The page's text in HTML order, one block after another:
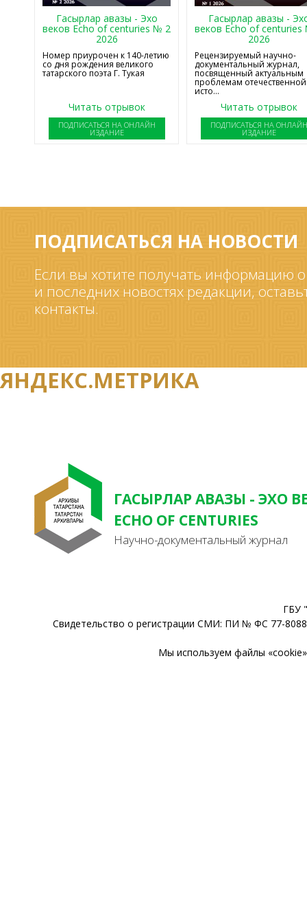
Гасырлар авазы - Эхо
веков Echo of centuries № 2
2026
Номер приурочен к 140-летию
со дня рождения великого
татарского поэта Г. Тукая
Читать отрывок
ПОДПИСАТЬСЯ НА ОНЛАЙН
ИЗДАНИЕ
Гасырлар авазы -
веков Echo of
2026
Рецензируемый научно-
документальный журнал,
посвященный актуальным
проблемам отечественной
исто...
Читать отрывок
ПОДПИСАТЬСЯ НА
ИЗДАНИЕ
ПОДПИСАТЬСЯ НА НОВОСТИ
Если вы хотите получать информацию
и последних новостях редакции,
контакты.
ЯНДЕКС.МЕТРИКА
ГАСЫРЛАР АВАЗЫ - ЭХО
ECHO OF CENTURIES
Научно-документальный журнал
ГБУ
Свидетельство о регистрации СМИ: ПИ № ФС 77-
Мы используем файлы «cookie»